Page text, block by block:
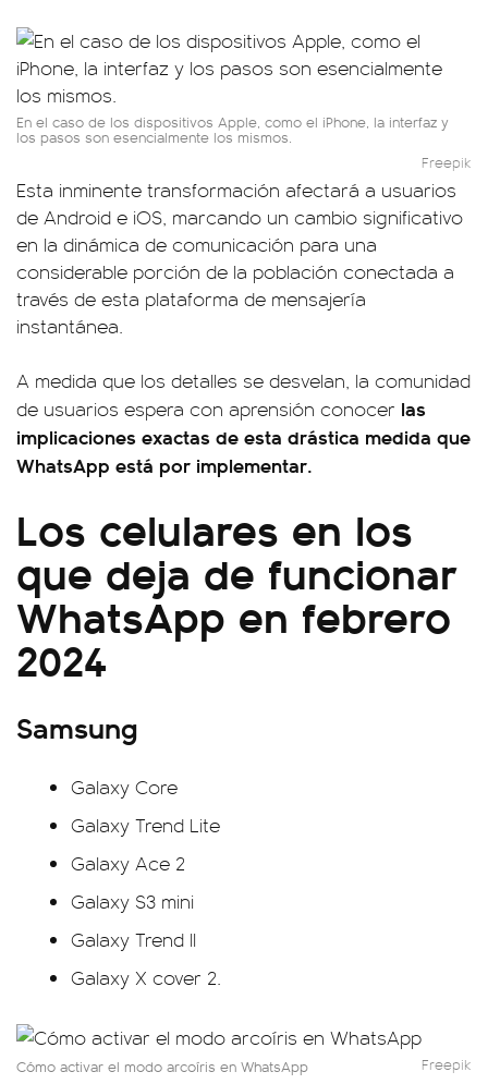
En el caso de los dispositivos Apple, como el iPhone, la interfaz y
los pasos son esencialmente los mismos.
Freepik
Esta inminente transformación afectará a usuarios
de Android e iOS, marcando un cambio significativo
en la dinámica de comunicación para una
considerable porción de la población conectada a
través de esta plataforma de mensajería
instantánea.
A medida que los detalles se desvelan, la comunidad
de usuarios espera con aprensión conocer las
implicaciones exactas de esta drástica medida que
WhatsApp está por implementar.
Los celulares en los
que deja de funcionar
WhatsApp en febrero
2024
Samsung
Galaxy Core
Galaxy Trend Lite
Galaxy Ace 2
Galaxy S3 mini
Galaxy Trend II
Galaxy X cover 2.
Cómo activar el modo arcoíris en WhatsApp Freepik